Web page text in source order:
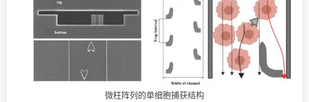
微柱阵列的单细胞捕获结构